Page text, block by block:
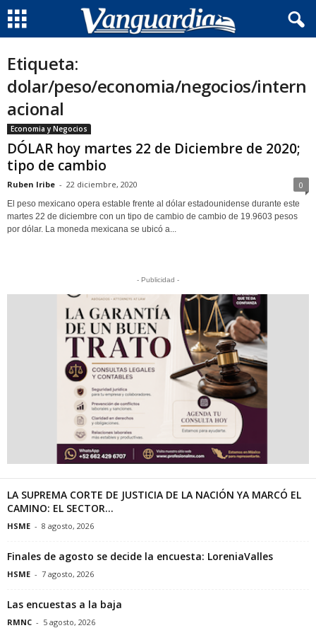
Etiqueta:
dolar/peso/economia/negocios/intern
acional
Economia y Negocios
DÓLAR hoy martes 22 de Diciembre de 2020;
tipo de cambio
Ruben Iribe - 22 diciembre, 2020 0
El peso mexicano opera estable frente al dólar estadounidense durante este
martes 22 de diciembre con un tipo de cambio de cambio de 19.9603 pesos
por dólar. La moneda mexicana se ubicó a...
- Publicidad -
LA SUPREMA CORTE DE JUSTICIA DE LA NACIÓN YA MARCÓ EL
CAMINO: EL SECTOR...
HSME - 8 agosto, 2026
Finales de agosto se decide la encuesta: LoreniaValles
HSME - 7 agosto, 2026
Las encuestas a la baja
RMNC - 5 agosto, 2026